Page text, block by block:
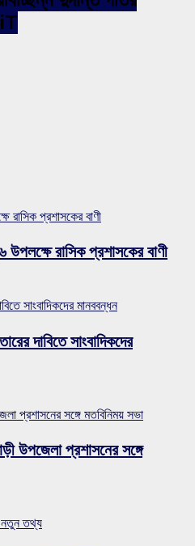
প্রশাসকের বাণী
রাসিক প্রশাসকের বাণী
সাংবাদিকদের মানববন্ধন
দাবিতে সাংবাদিকদের
প্রশাসনের সঙ্গে মতবিনিময় সভা
উপজেলা প্রশাসনের সঙ্গে
নতুন তথ্য